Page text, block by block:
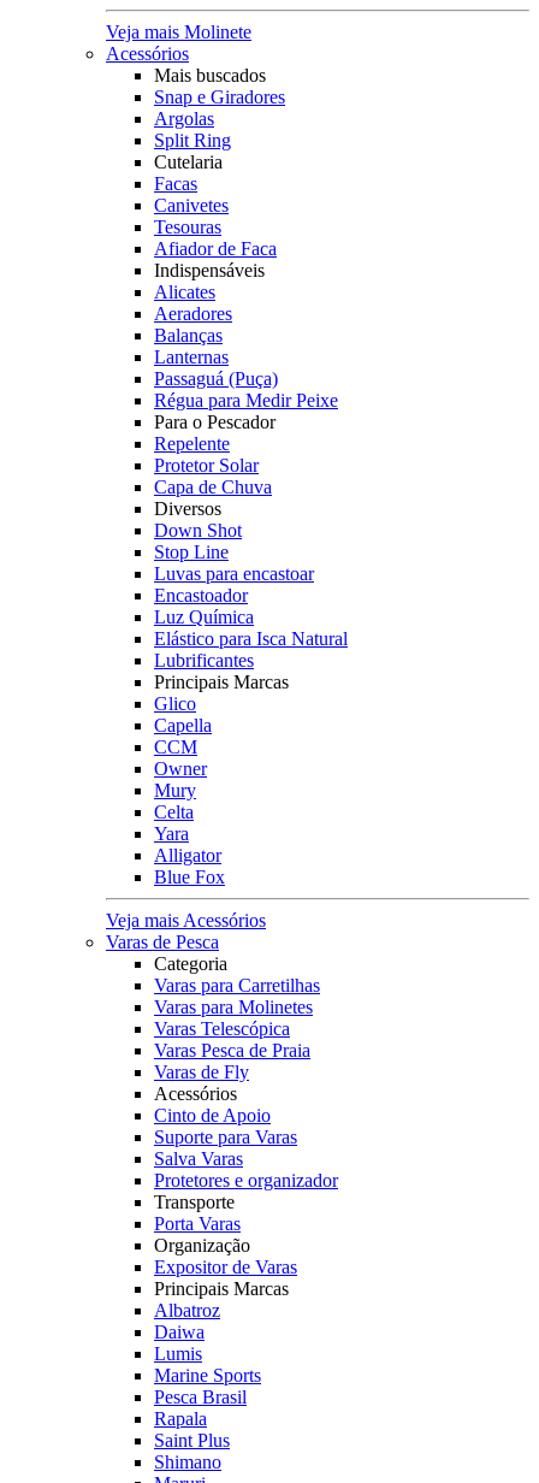
Veja mais Molinete
Acessórios
Mais buscados
Snap e Giradores
Argolas
Split Ring
Cutelaria
Facas
Canivetes
Tesouras
Afiador de Faca
Indispensáveis
Alicates
Aeradores
Balanças
Lanternas
Passaguá (Puça)
Régua para Medir Peixe
Para o Pescador
Repelente
Protetor Solar
Capa de Chuva
Diversos
Down Shot
Stop Line
Luvas para encastoar
Encastoador
Luz Química
Elástico para Isca Natural
Lubrificantes
Principais Marcas
Glico
Capella
CCM
Owner
Mury
Celta
Yara
Alligator
Blue Fox
Veja mais Acessórios
Varas de Pesca
Categoria
Varas para Carretilhas
Varas para Molinetes
Varas Telescópica
Varas Pesca de Praia
Varas de Fly
Acessórios
Cinto de Apoio
Suporte para Varas
Salva Varas
Protetores e organizador
Transporte
Porta Varas
Organização
Expositor de Varas
Principais Marcas
Albatroz
Daiwa
Lumis
Marine Sports
Pesca Brasil
Rapala
Saint Plus
Shimano